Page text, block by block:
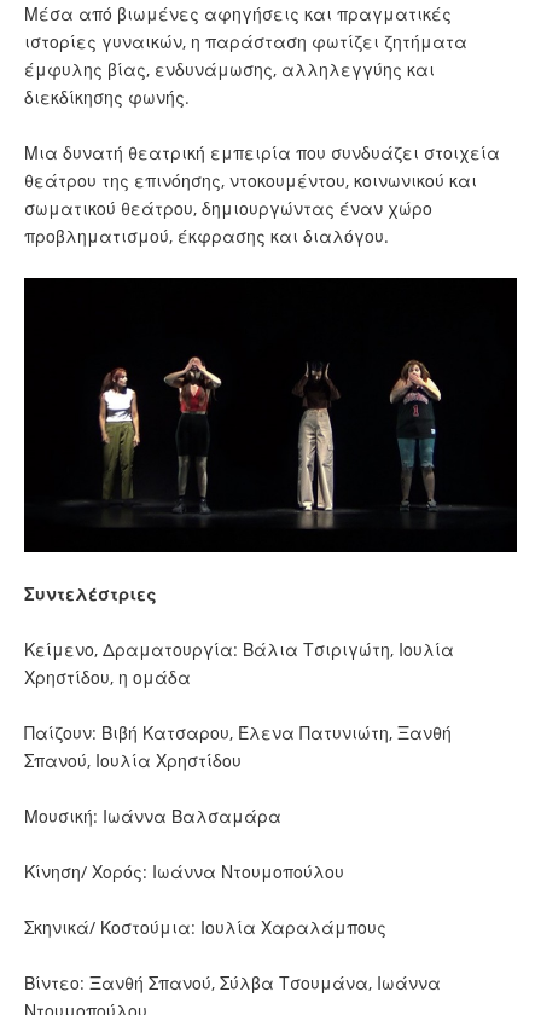
Μέσα από βιωμένες αφηγήσεις και πραγματικές
ιστορίες γυναικών, η παράσταση φωτίζει ζητήματα
έμφυλης βίας, ενδυνάμωσης, αλληλεγγύης και
διεκδίκησης φωνής.
Μια δυνατή θεατρική εμπειρία που συνδυάζει στοιχεία
θεάτρου της επινόησης, ντοκουμέντου, κοινωνικού και
σωματικού θεάτρου, δημιουργώντας έναν χώρο
προβληματισμού, έκφρασης και διαλόγου.
Συντελέστριες
Κείμενο, Δραματουργία: Βάλια Τσιριγώτη, Ιουλία
Χρηστίδου, η ομάδα
Παίζουν: Βιβή Κατσαρου, Έλενα Πατυνιώτη, Ξανθή
Σπανού, Ιουλία Χρηστίδου
Μουσική: Ιωάννα Βαλσαμάρα
Κίνηση/ Χορός: Ιωάννα Ντουμοπούλου
Σκηνικά/ Κοστούμια: Ιουλία Χαραλάμπους
Βίντεο: Ξανθή Σπανού, Σύλβα Τσουμάνα, Ιωάννα